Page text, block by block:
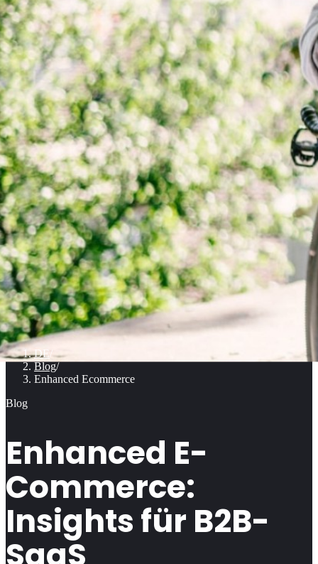
DE/
Blog/
Enhanced Ecommerce
Blog
Enhanced E-
Commerce:
Insights für B2B-
SaaS